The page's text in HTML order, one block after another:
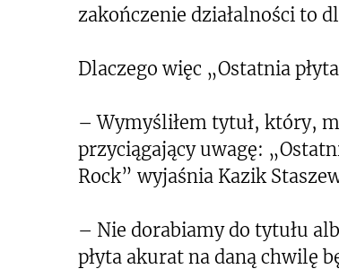
zakończenie działalności to
Dlaczego więc „Ostatnia
– Wymyśliłem tytuł, który,
przyciągający uwagę:
Rock” wyjaśnia Kazik
– Nie dorabiamy do tytułu
płyta akurat na daną chwilę